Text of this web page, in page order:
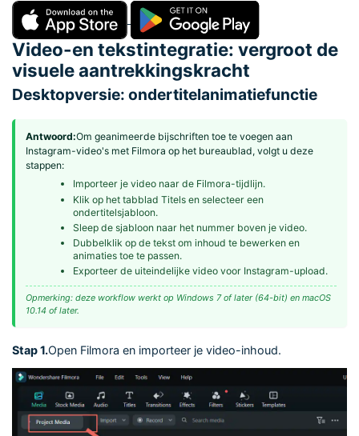
Video-en tekstintegratie: vergroot de
visuele aantrekkingskracht
Desktopversie: ondertitelanimatiefunctie
Antwoord:Om geanimeerde bijschriften toe te voegen aan
Instagram-video's met Filmora op het bureaublad, volgt u deze
stappen:
Importeer je video naar de Filmora-tijdlijn.
Klik op het tabblad Titels en selecteer een
ondertitelsjabloon.
Sleep de sjabloon naar het nummer boven je video.
Dubbelklik op de tekst om inhoud te bewerken en
animaties toe te passen.
Exporteer de uiteindelijke video voor Instagram-upload.
Opmerking: deze workflow werkt op Windows 7 of later (64-bit) en macOS
10.14 of later.
Stap 1.Open Filmora en importeer je video-inhoud.